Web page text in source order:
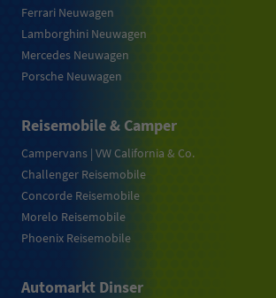
Ferrari Neuwagen
Lamborghini Neuwagen
Mercedes Neuwagen
Porsche Neuwagen
Reisemobile & Camper
Campervans | VW California & Co.
Challenger Reisemobile
Concorde Reisemobile
Morelo Reisemobile
Phoenix Reisemobile
Automarkt Dinser